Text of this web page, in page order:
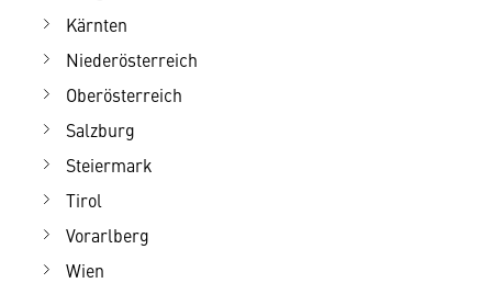
Kärnten
Niederösterreich
Oberösterreich
Salzburg
Steiermark
Tirol
Vorarlberg
Wien